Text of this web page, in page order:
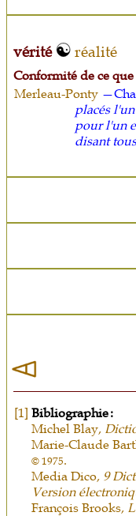
vérité réalité
Conformité de ce
Merleau-Ponty
placés
pour l'un
disant
[1] Bibliographie :
Michel Blay,
Marie-Claude
© 1975.
Media Dico, 9
Version
François Brooks,